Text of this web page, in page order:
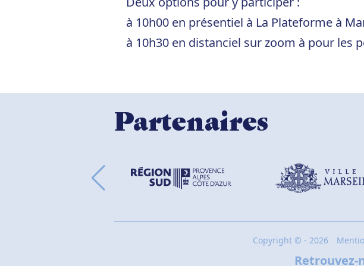
à 10h00 en présentiel à La Plateforme à
à 10h30 en distanciel sur zoom à pour les
Partenaires
Copyright © - 2026
Retrouvez-